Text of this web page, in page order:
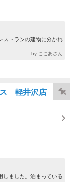
ストランの建物に分かれ
by ここあさん
ス 軽井沢店
しました。泊まっている